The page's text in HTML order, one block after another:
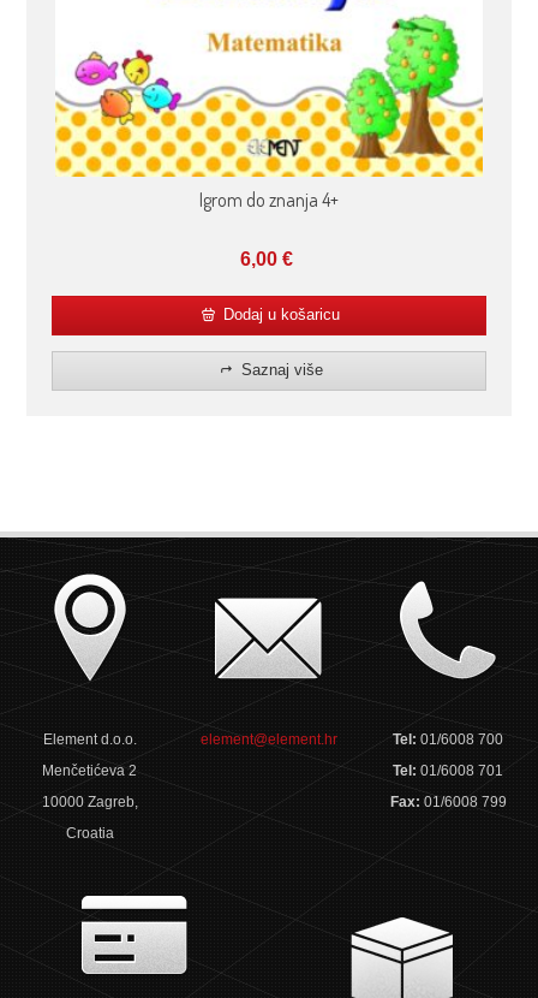
Igrom do znanja 4+
6,00€
Dodaj u košaricu
Saznaj više
Element d.o.o.
Menčetićeva 2
10000 Zagreb,
Croatia
element@element.hr Tel:01/6008 700
Tel:01/6008 701
Fax: 01/6008 799